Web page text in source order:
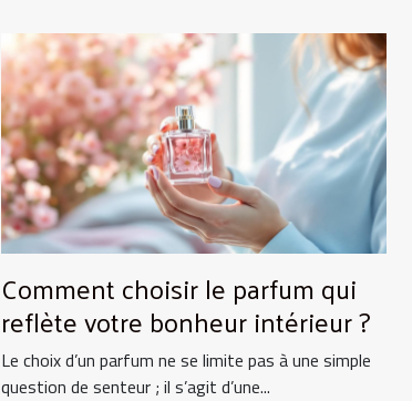
Comment choisir le parfum qui
reflète votre bonheur intérieur ?
Le choix d’un parfum ne se limite pas à une simple
question de senteur ; il s’agit d’une...